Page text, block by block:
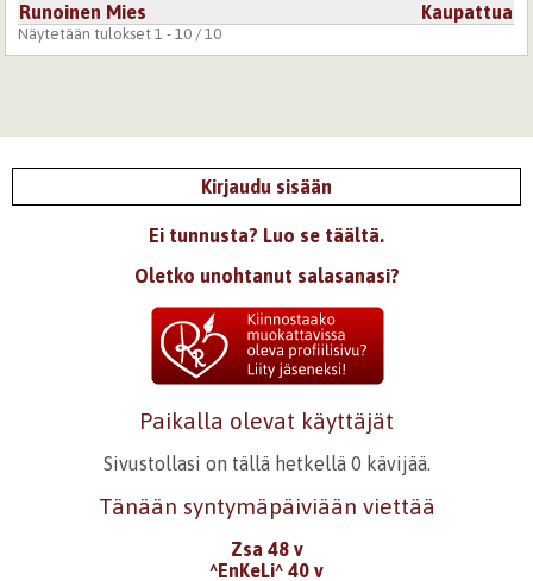
Runoinen Mies
Kaupattua
Näytetään tulokset 1 - 10 / 10
Kirjaudu sisään
Ei tunnusta? Luo se täältä.
Oletko unohtanut salasanasi?
Paikalla olevat käyttäjät
Sivustollasi on tällä hetkellä 0 kävijää.
Tänään syntymäpäiviään viettää
Zsa 48 v
^EnKeLi^ 40 v